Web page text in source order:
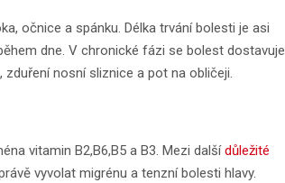
očnice a spánku. Délka trvání bolesti je asi
dne. V chronické fázi se bolest dostavuje
zduření nosní sliznice a pot na obličeji.
vitamin B2,B6,B5 a B3. Mezi dalšídůležité
vyvolat migrénu a tenzní bolesti hlavy.